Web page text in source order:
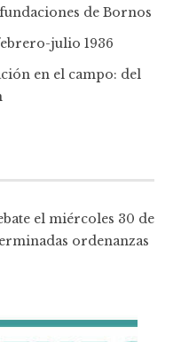
de Bornos
julio 1936
en el campo: del
el miércoles 30 de
ordenanzas